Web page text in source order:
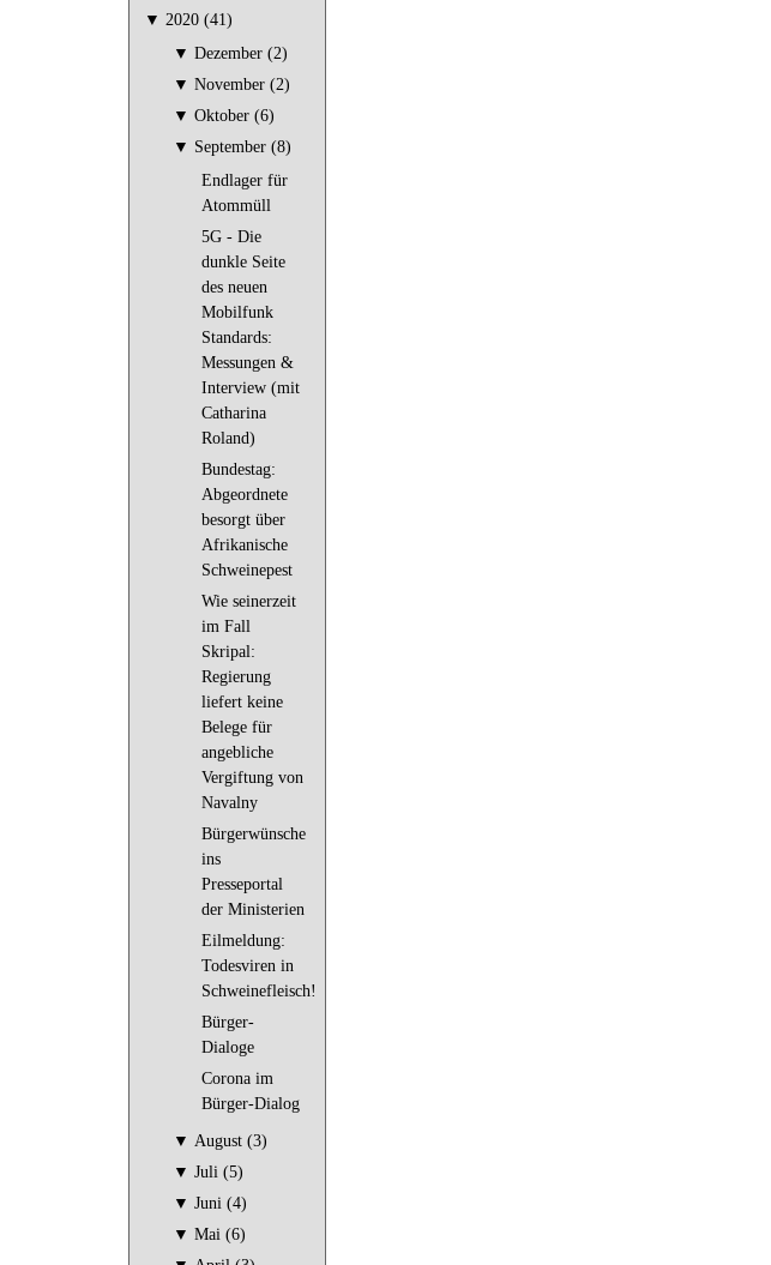
▼ 2020 (41)
▼ Dezember (2)
▼ November (2)
▼ Oktober (6)
▼ September (8)
Endlager für
Atommüll
5G - Die
dunkle Seite
des neuen
Mobilfunk
Standards:
Messungen &
Interview (mit
Catharina
Roland)
Bundestag:
Abgeordnete
besorgt über
Afri­kanische
Schweine­pest
Wie seinerzeit
im Fall
Skripal:
Regierung
liefert keine
Belege für
angebliche
Vergiftung von
Navalny
Bürgerwünsche
ins
Presseportal
der Ministerien
Eilmeldung:
Todesviren in
Schweinefleisch!
Bürger-
Dialoge
Corona im
Bürger-Dialog
▼ August (3)
▼ Juli (5)
▼ Juni (4)
▼ Mai (6)